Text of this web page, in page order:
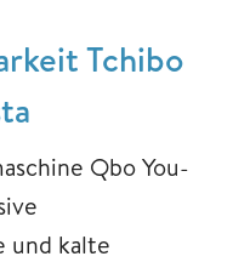
Tchibo
Qbo You-
und kalte